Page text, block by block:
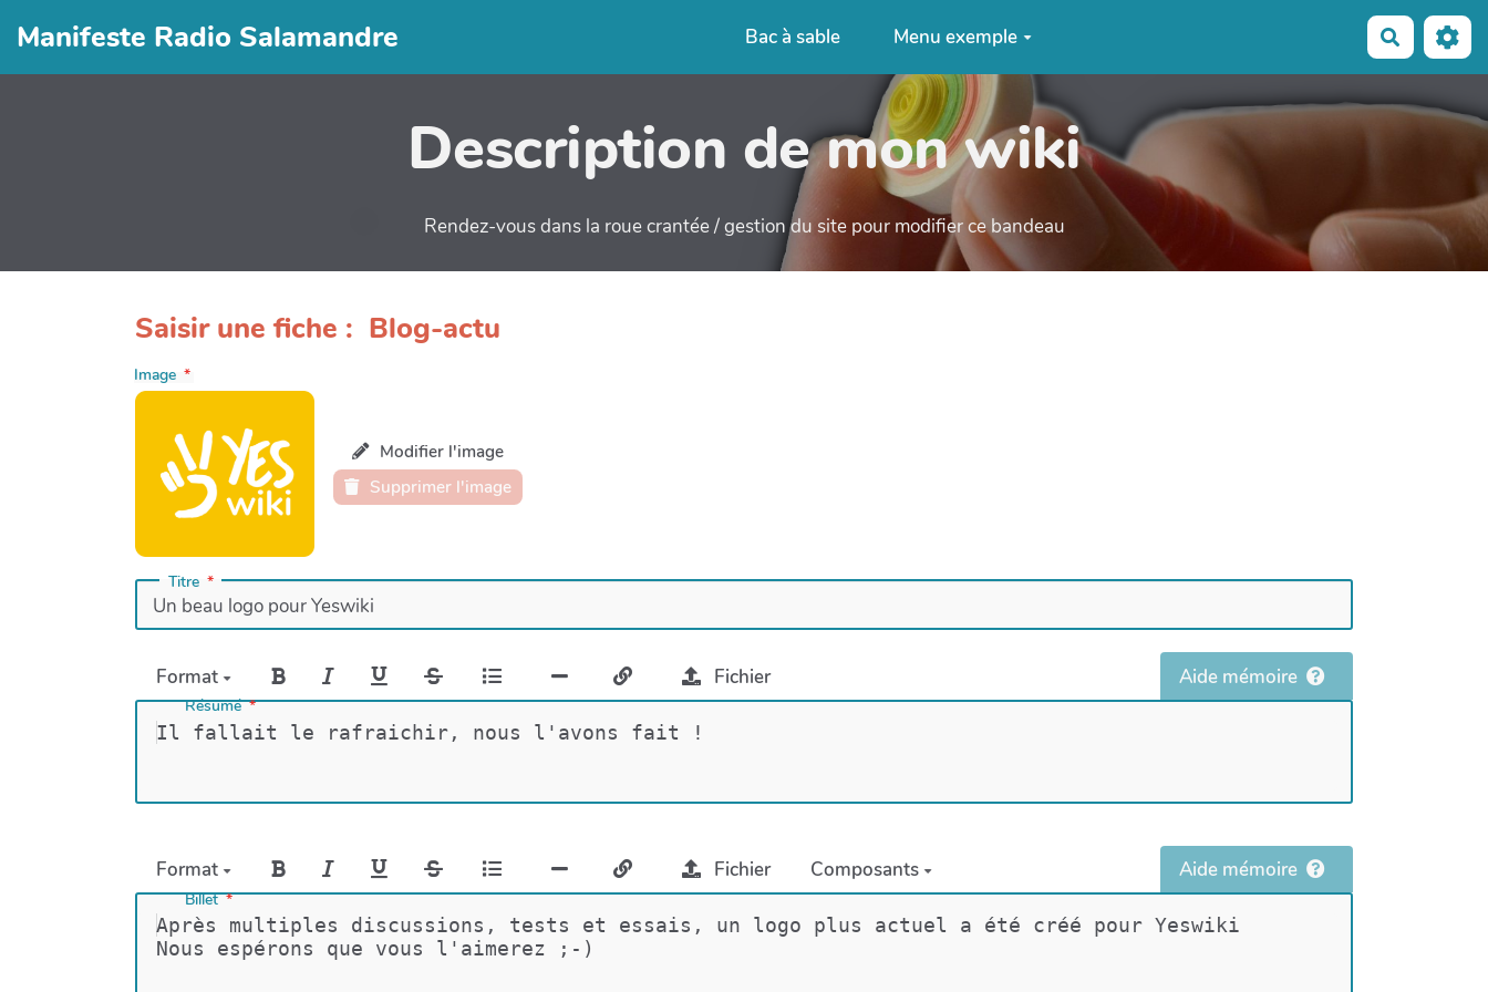
Manifeste Radio Salamandre Bac à sable Menu exemple
Description de mon wiki
Rendez-vous dans la roue crantée / gestion du site pour modifier ce bandeau
Saisir une fiche : Blog-actu
Image
Modifier l'image
Supprimer l'image
Titre
Résumé
Format Aide mémoire
Fichier
Il fallait le rafraichir, nous l'avons fait !
Billet
Format Fichier Composants Aide mémoire
Après multiples discussions, tests et essais, un logo plus actuel a été créé pour Yeswiki
Nous espérons que vous l'aimerez ;-)